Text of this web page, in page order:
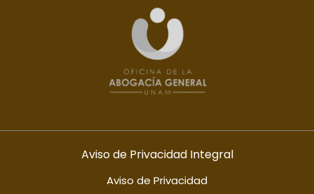
Aviso de Privacidad Integral
Aviso de Privacidad